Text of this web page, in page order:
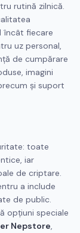
rutină zilnică.
încât fiecare
uz personal,
de cumpărare
imagini
și suport
toate
iar
de criptare.
a include
de public.
opțiuni speciale
Nepstore,